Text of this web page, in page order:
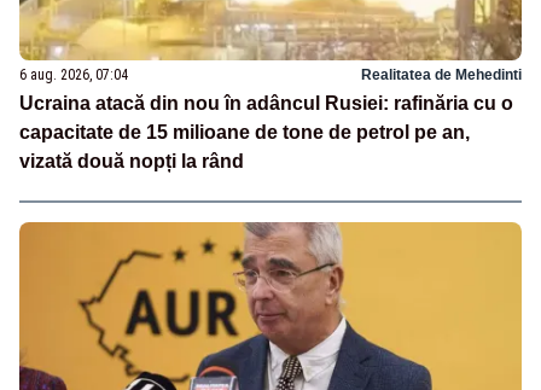
6 aug. 2026, 07:04 Realitatea de Mehedinti
Ucraina atacă din nou în adâncul Rusiei: rafinăria cu o
capacitate de 15 milioane de tone de petrol pe an,
vizată două nopți la rând